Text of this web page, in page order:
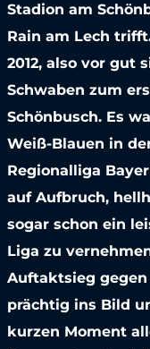
Stadion am
Rain am Lech
2012, also vor gut
Schwaben zum
Schönbusch. Es
Weiß-Blauen in
Regionalliga
auf Aufbruch,
sogar schon ein
Liga zu
Auftaktsieg
prächtig ins Bild
kurzen Moment